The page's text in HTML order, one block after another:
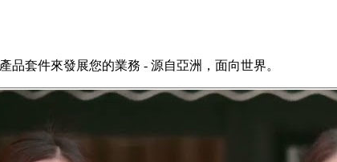
品套件來發展您的業務 - 源自亞洲，面向世界。